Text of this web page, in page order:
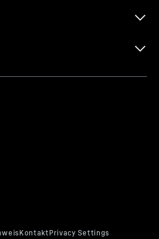
im Fahrersitz integrierte